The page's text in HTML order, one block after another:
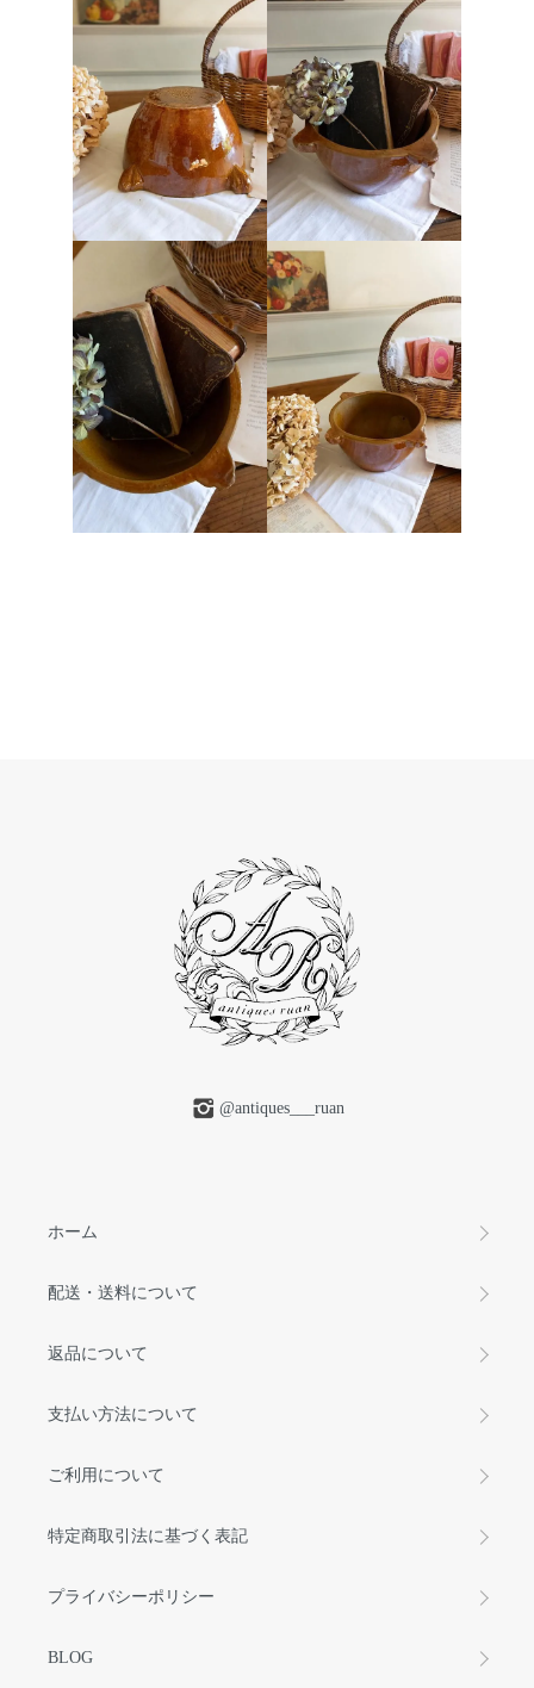
@antiques___ruan
ホーム
配送・送料について
返品について
支払い方法について
ご利用について
特定商取引法に基づく表記
プライバシーポリシー
BLOG